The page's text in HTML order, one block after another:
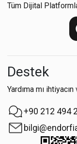
Tüm Dijital
Destek
Yardıma mı ihtiyacın
+90 212 494